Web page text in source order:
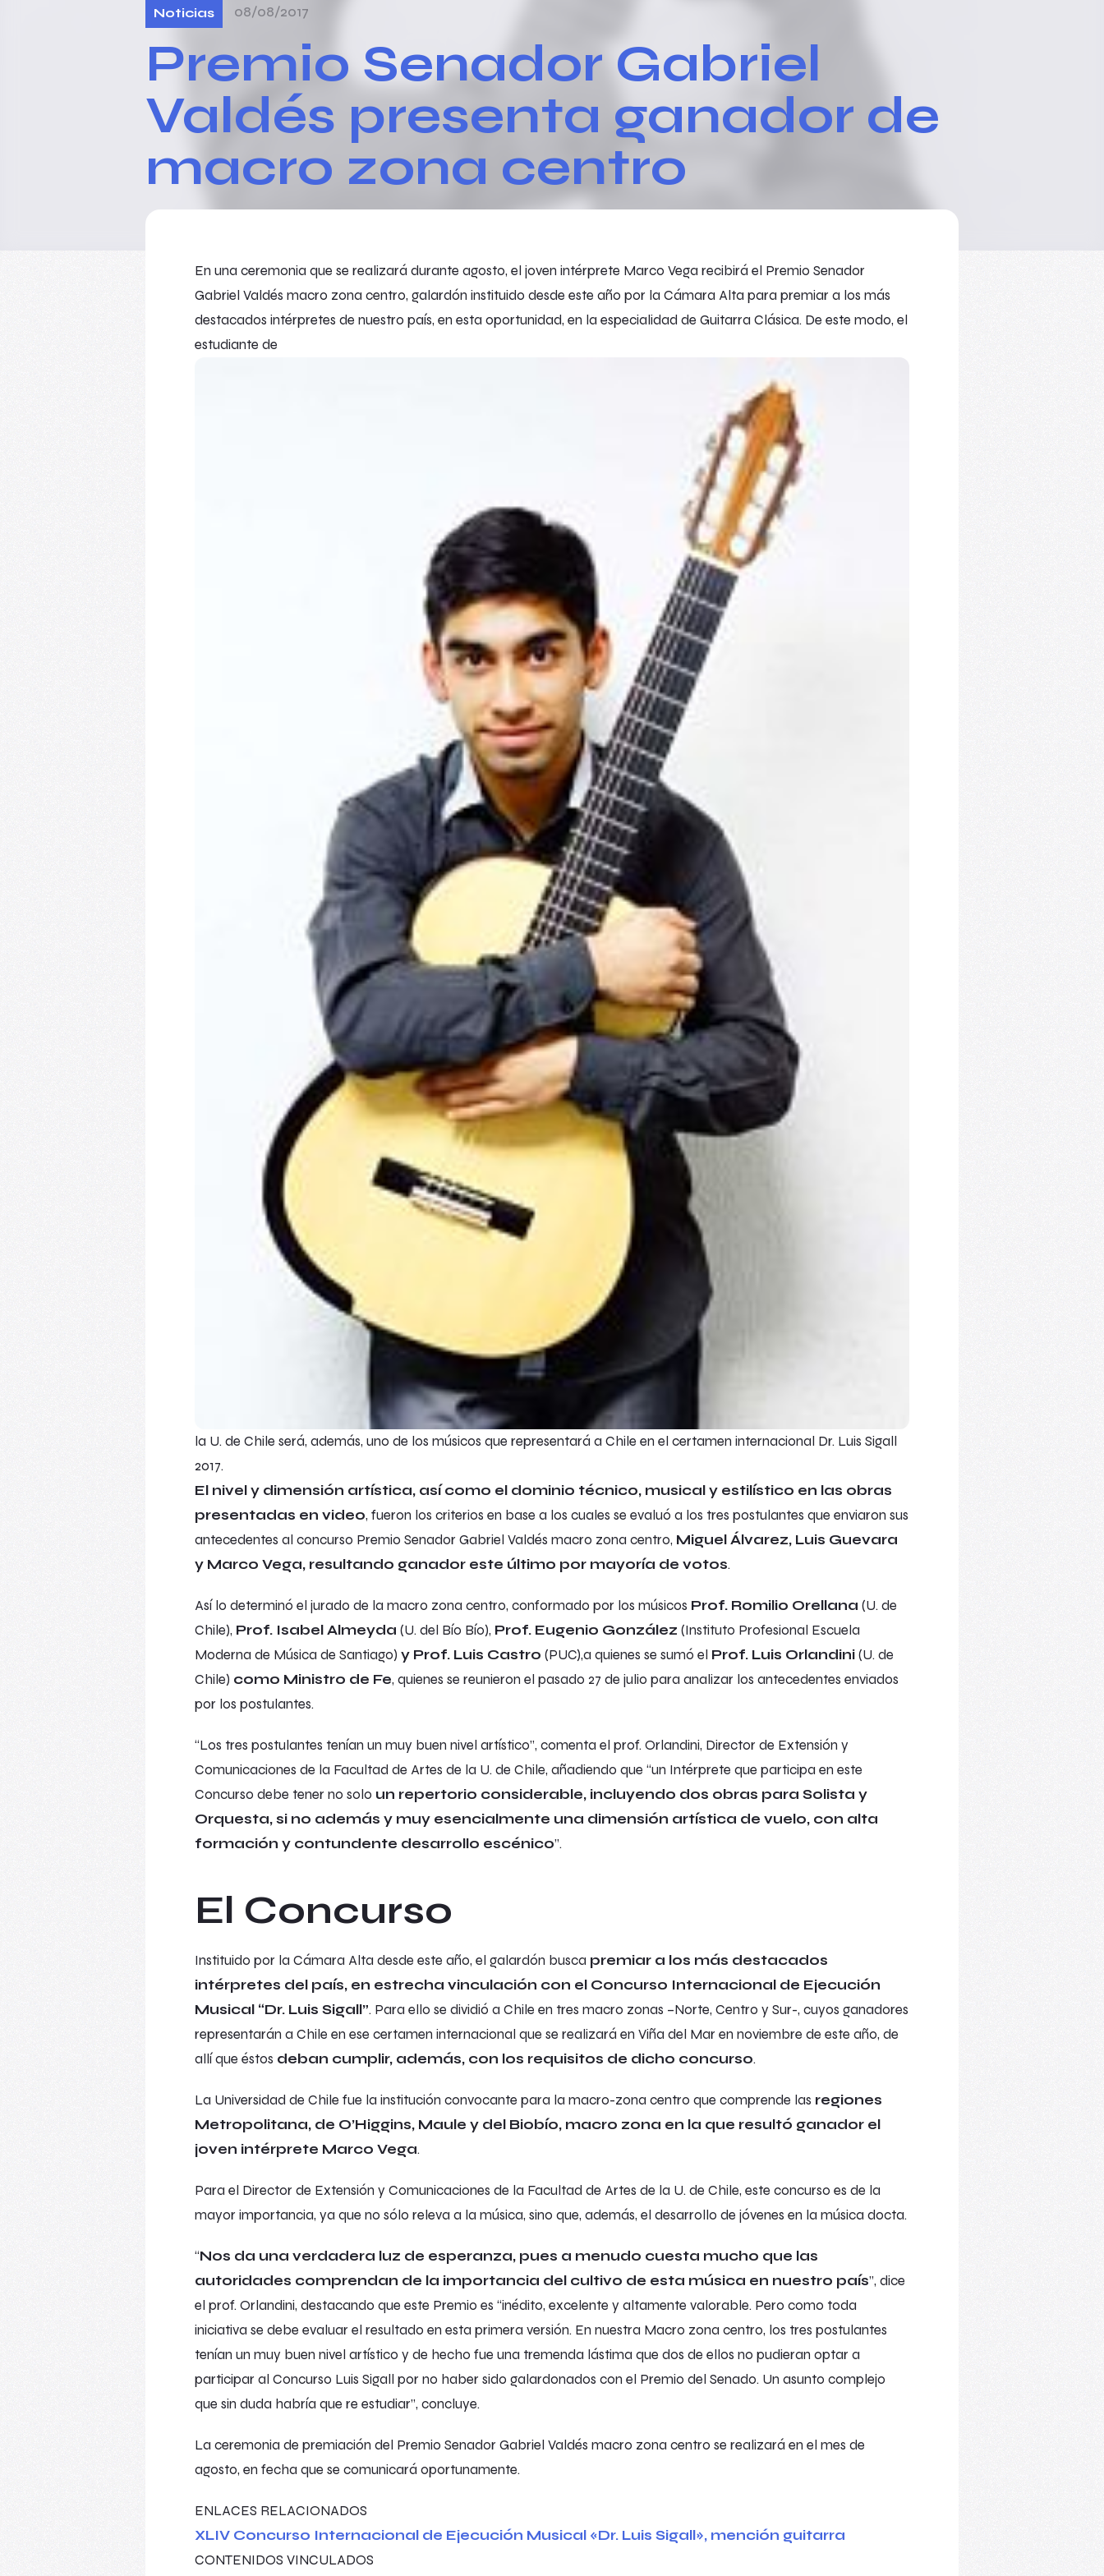
Noticias 08/08/2017
Premio Senador Gabriel
Valdés presenta ganador de
macro zona centro
En una ceremonia que se realizará durante agosto, el joven intérprete Marco Vega recibirá el Premio Senador
Gabriel Valdés macro zona centro, galardón instituido desde este año por la Cámara Alta para premiar a los más
destacados intérpretes de nuestro país, en esta oportunidad, en la especialidad de Guitarra Clásica. De este modo, el
estudiante de
la U. de Chile será, además, uno de los músicos que representará a Chile en el certamen internacional Dr. Luis Sigall
2017.
El nivel y dimensión artística, así como el dominio técnico, musical y estilístico en las obras
presentadas en video, fueron los criterios en base a los cuales se evaluó a los tres postulantes que enviaron sus
antecedentes al concurso Premio Senador Gabriel Valdés macro zona centro, Miguel Álvarez, Luis Guevara
y Marco Vega, resultando ganador este último por mayoría de votos.
Así lo determinó el jurado de la macro zona centro, conformado por los músicos Prof. Romilio Orellana (U. de
Chile), Prof. Isabel Almeyda (U. del Bío Bío), Prof. Eugenio González (Instituto Profesional Escuela
Moderna de Música de Santiago) y Prof. Luis Castro (PUC),a quienes se sumó el Prof. Luis Orlandini(U. de
Chile) como Ministro de Fe, quienes se reunieron el pasado 27 de julio para analizar los antecedentes enviados
por los postulantes.
“Los tres postulantes tenían un muy buen nivel artístico”, comenta el prof. Orlandini, Director de Extensión y
Comunicaciones de la Facultad de Artes de la U. de Chile, añadiendo que “un Intérprete que participa en este
Concurso debe tener no solo un repertorio considerable, incluyendo dos obras para Solista y
Orquesta, si no además y muy esencialmente una dimensión artística de vuelo, con alta
formación y contundente desarrollo escénico”.
El Concurso
Instituido por la Cámara Alta desde este año, el galardón busca premiar a los más destacados
intérpretes del país, en estrecha vinculación con el Concurso Internacional de Ejecución
Musical “Dr. Luis Sigall”. Para ello se dividió a Chile en tres macro zonas –Norte, Centro y Sur-, cuyos ganadores
representarán a Chile en ese certamen internacional que se realizará en Viña del Mar en noviembre de este año, de
allí que éstos deban cumplir, además, con los requisitos de dicho concurso.
La Universidad de Chile fue la institución convocante para la macro-zona centro que comprende las regiones
Metropolitana, de O’Higgins, Maule y del Biobío, macro zona en la que resultó ganador el
joven intérprete Marco Vega.
Para el Director de Extensión y Comunicaciones de la Facultad de Artes de la U. de Chile, este concurso es de la
mayor importancia, ya que no sólo releva a la música, sino que, además, el desarrollo de jóvenes en la música docta.
“Nos da una verdadera luz de esperanza, pues a menudo cuesta mucho que las
autoridades comprendan de la importancia del cultivo de esta música en nuestro país”, dice
el prof. Orlandini, destacando que este Premio es “inédito, excelente y altamente valorable. Pero como toda
iniciativa se debe evaluar el resultado en esta primera versión. En nuestra Macro zona centro, los tres postulantes
tenían un muy buen nivel artístico y de hecho fue una tremenda lástima que dos de ellos no pudieran optar a
participar al Concurso Luis Sigall por no haber sido galardonados con el Premio del Senado. Un asunto complejo
que sin duda habría que re estudiar”, concluye.
La ceremonia de premiación del Premio Senador Gabriel Valdés macro zona centro se realizará en el mes de
agosto, en fecha que se comunicará oportunamente.
ENLACES RELACIONADOS
XLIV Concurso Internacional de Ejecución Musical «Dr. Luis Sigall», mención guitarra
CONTENIDOS VINCULADOS